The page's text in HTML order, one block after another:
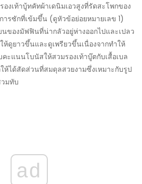
งเท้าบู้ทคัทผ้าเดนิมเอวสูงที่รัดสะโพกของ
ารซักที่เข้มขึ้น (ดูหัวข้อย่อยหมายเลข 1)
ของมัฟฟินที่น่ากลัวอยู่ห่างออกไปและเปลว
ห้ดูยาวขึ้นและดูเพรียวขึ้นเนื่องจากทำให้
ะแนนโบนัสให้สวมรองเท้าบู๊ตกับเสื้อเบล
ห้ได้สัดส่วนที่สมดุลสวยงามซึ่งเหมาะกับรูป
มทับ
ad